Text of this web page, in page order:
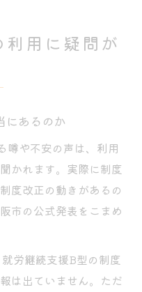
用に疑問が
にあるのか
噂や不安の声は、利用
かれます。実際に制度
度改正の動きがあるの
市の公式発表をこまめ
労継続支援B型の制度
は出ていません。ただ